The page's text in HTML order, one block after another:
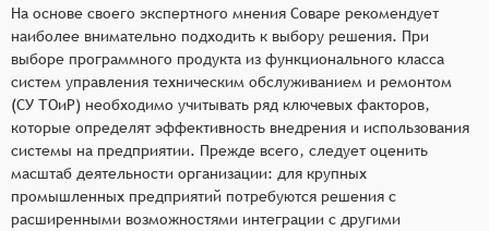
На основе своего экспертного мнения Соваре рекомендует
наиболее внимательно подходить к выбору решения. При
выборе программного продукта из функционального класса
систем управления техническим обслуживанием и ремонтом
(СУ ТОиР) необходимо учитывать ряд ключевых факторов,
которые определят эффективность внедрения и использования
системы на предприятии. Прежде всего, следует оценить
масштаб деятельности организации: для крупных
промышленных предприятий потребуются решения с
расширенными возможностями интеграции с другими